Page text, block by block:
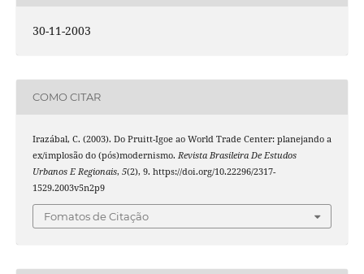
30-11-2003
COMO CITAR
Irazábal, C. (2003). Do Pruitt-Igoe ao World Trade Center: planejando a
ex/implosão do (pós)modernismo. Revista Brasileira De Estudos
Urbanos E Regionais, 5(2), 9. https://doi.org/10.22296/2317-
1529.2003v5n2p9
Fomatos de Citação